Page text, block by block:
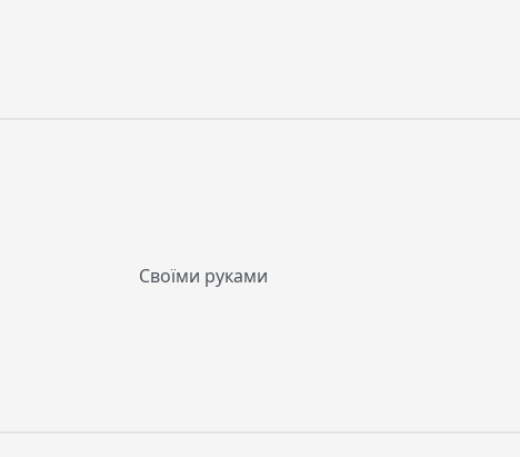
Своїми руками